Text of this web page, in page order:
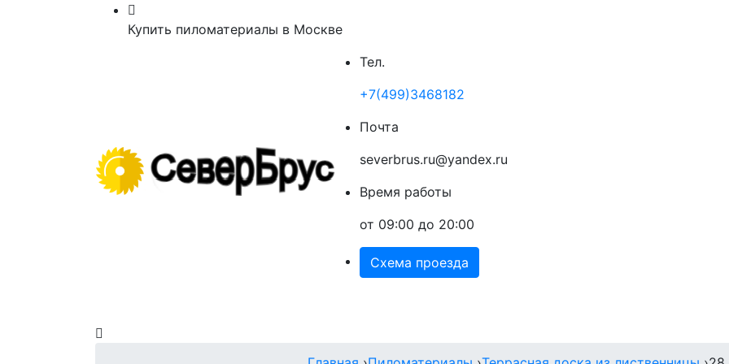
Купить пиломатериалы в Москве
Тел.
+7(499)3468182
Почта
severbrus.ru@yandex.ru
Время работы
от 09:00 до 20:00
Схема проезда